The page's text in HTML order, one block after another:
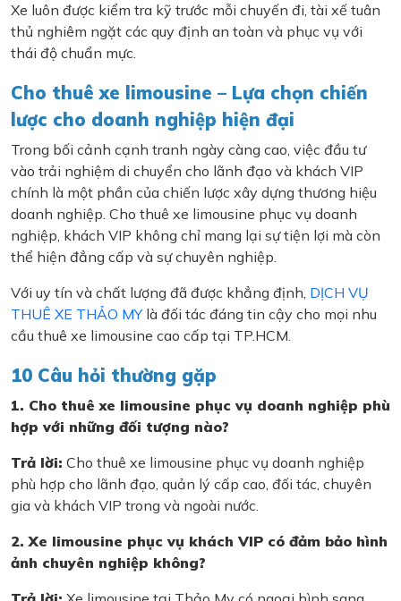
Xe luôn được kiểm tra kỹ trước mỗi chuyến đi, tài xế tuân
thủ nghiêm ngặt các quy định an toàn và phục vụ với
thái độ chuẩn mực.
Cho thuê xe limousine – Lựa chọn chiến
lược cho doanh nghiệp hiện đại
Trong bối cảnh cạnh tranh ngày càng cao, việc đầu tư
vào trải nghiệm di chuyển cho lãnh đạo và khách VIP
chính là một phần của chiến lược xây dựng thương hiệu
doanh nghiệp. Cho thuê xe limousine phục vụ doanh
nghiệp, khách VIP không chỉ mang lại sự tiện lợi mà còn
thể hiện đẳng cấp và sự chuyên nghiệp.
Với uy tín và chất lượng đã được khẳng định, DỊCH VỤ
THUÊ XE THẢO MYlà đối tác đáng tin cậy cho mọi nhu
cầu thuê xe limousine cao cấp tại TP.HCM.
10 Câu hỏi thường gặp
1. Cho thuê xe limousine phục vụ doanh nghiệp phù
hợp với những đối tượng nào?
Trả lời: Cho thuê xe limousine phục vụ doanh nghiệp
phù hợp cho lãnh đạo, quản lý cấp cao, đối tác, chuyên
gia và khách VIP trong và ngoài nước.
2. Xe limousine phục vụ khách VIP có đảm bảo hình
ảnh chuyên nghiệp không?